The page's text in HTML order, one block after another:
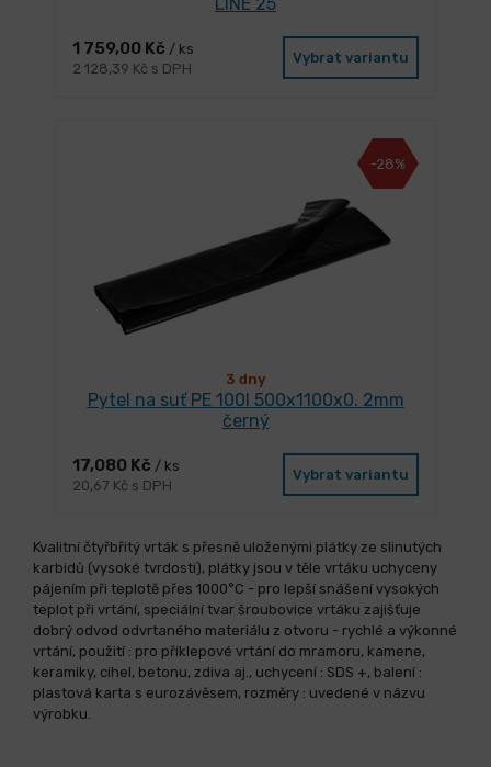
1 759,00 Kč / ks
2 128,39 Kč s DPH
Vybrat variantu
-28%
3 dny
Pytel na suť PE 100l 500x1100x0. 2mm
černý
17,080 Kč / ks
20,67 Kč s DPH
Vybrat variantu
Kvalitní čtyřbřitý vrták s přesně uloženými plátky ze slinutých
karbidů (vysoké tvrdosti), plátky jsou v těle vrtáku uchyceny
pájením při teplotě přes 1000°C - pro lepší snášení vysokých
teplot při vrtání, speciální tvar šroubovice vrtáku zajišťuje
dobrý odvod odvrtaného materiálu z otvoru - rychlé a výkonné
vrtání, použití : pro příklepové vrtání do mramoru, kamene,
keramiky, cihel, betonu, zdiva aj., uchycení : SDS +, balení :
plastová karta s eurozávěsem, rozměry : uvedené v názvu
výrobku.